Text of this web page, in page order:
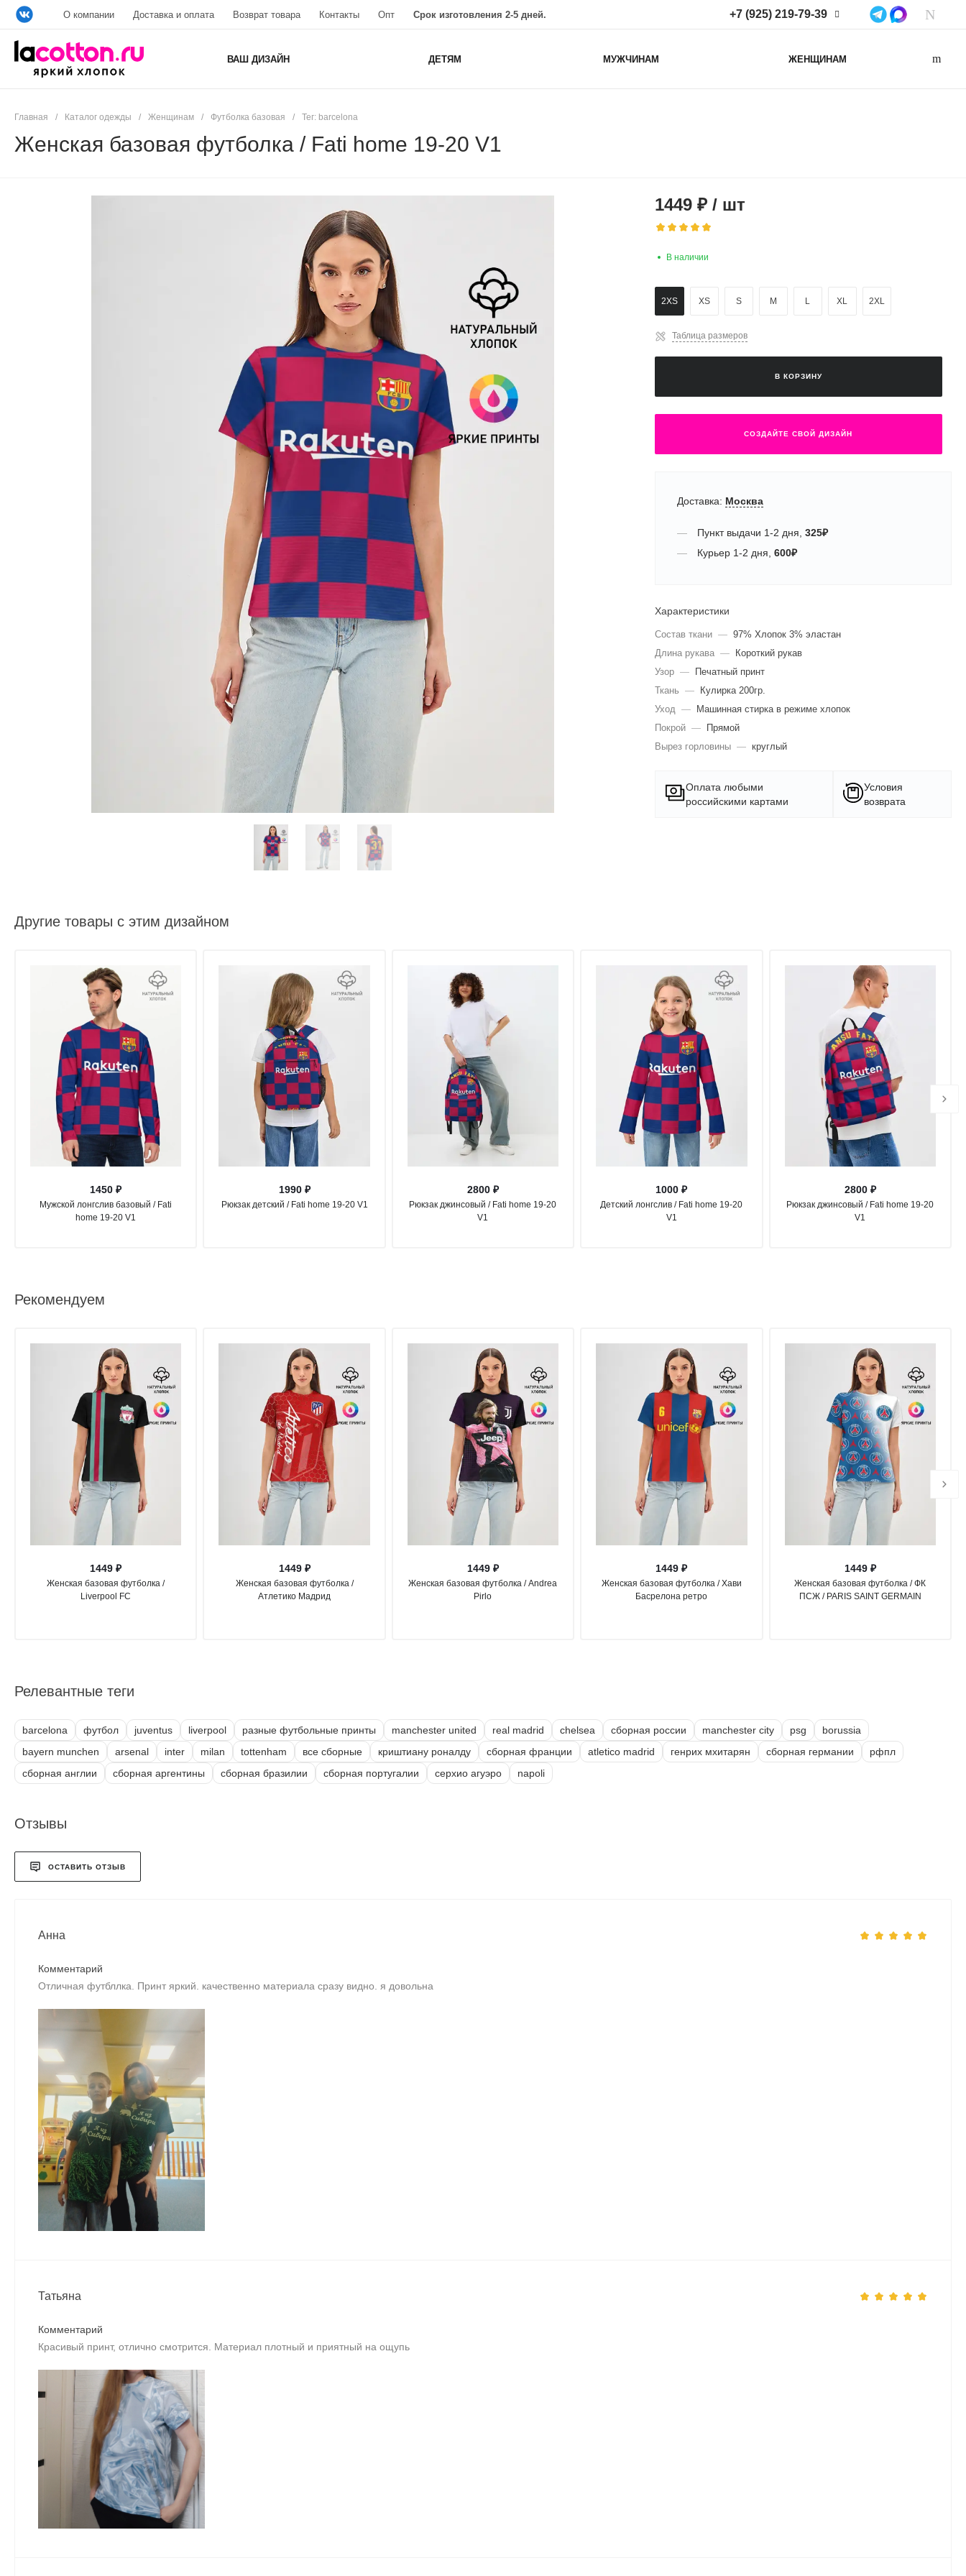
О компании Доставка и оплата Возврат товара Контакты Опт Срок изготовления 2-5 дней. +7 (925) 219-79-39
Нижегородская область,
ВАШ ДИЗАЙН ДЕТЯМ МУЖЧИНАМ ЖЕНЩИНАМ
Главная / Каталог одежды / Женщинам / Футболка базовая / Тег: barcelona
Женская базовая футболка / Fati home 19-20 V1
1449₽ / шт
В наличии
2XS XS S M L XL 2XL
Таблица размеров
В КОРЗИНУ
СОЗДАЙТЕ СВОЙ ДИЗАЙН
Доставка: Москва
Пункт выдачи 1-2 дня 325₽
Курьер 1-2 дня 600₽
Характеристики
Состав ткани — 97% Хлопок 3% эластан
Длина рукава —
Короткий рукав
Узор —
Печатный принт
Ткань —
Кулирка 200гр.
Уход —
Машинная стирка в режиме хлопок
Покрой —
Прямой
Вырез горловины — круглый
Оплата любыми
российскими картами
Условия
возврата
Другие товары с этим дизайном
1450 ₽
Мужской лонгслив базовый / Fati
home 19-20 V1
1990 ₽
Рюкзак детский / Fati home 19-20 V1
2800 ₽
Рюкзак джинсовый / Fati home 19-20
V1
1000 ₽
Детский лонгслив / Fati home 19-20
V1
2800 ₽
Рюкзак джинсовый / Fati home 19-20
V1
Рекомендуем
1449 ₽
Женская базовая футболка /
Liverpool FC
1449 ₽
Женская базовая футболка /
Атлетико Мадрид
1449 ₽
Женская базовая футболка / Andrea
Pirlo
1449 ₽
Женская базовая футболка / Хави
Басрелона ретро
1449 ₽
Женская базовая футболка / ФК
ПСЖ / PARIS SAINT GERMAIN
Релевантные теги
barcelona футбол juventus liverpool разные футбольные принты manchester united real madrid chelsea сборная россии manchester city psg
borussia
bayern munchen
arsenal inter milan tottenham все сборные криштиану роналду сборная франции atletico madrid генрих мхитарян сборная германии
рфпл
сборная англии
сборная аргентины сборная бразилии сборная португалии серхио агуэро napoli
Отзывы
ОСТАВИТЬ ОТЗЫВ
Анна
Комментарий
Отличная футбллка. Принт яркий. качественно материала сразу видно. я довольна
Татьяна
Комментарий
Красивый принт, отлично смотрится. Материал плотный и приятный на ощупь